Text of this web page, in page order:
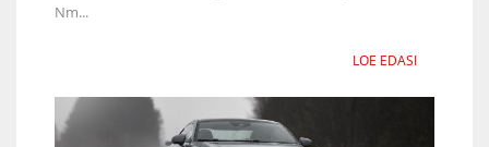
Nm...
LOE EDASI